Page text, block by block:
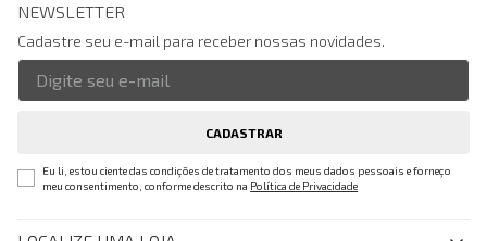
NEWSLETTER
Cadastre seu e-mail para receber nossas novidades.
CADASTRAR
Eu li, estou ciente das condições de tratamento dos meus dados pessoais e forneço
meu consentimento, conforme descrito na Política de Privacidade